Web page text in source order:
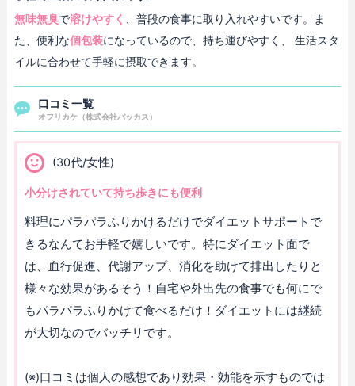
無味無臭で溶けやすく
、普段の食事に取り入れやすいです。ま
た、便利な個包装になっているので、持ち運びやすく、 生活スタ
イルに合わせて手軽に摂取できます。
口コミ一覧
オフリカケ（株式会社バッカス）
(30代/女性)
小分けされていて持ち歩きにも便利
料理にパラパラふりかけるだけでダイエットサポートで
きるなんてお手軽で嬉しいです。特にダイエット面で
は、血行促進、代謝アップ、消化を助けて排出したりと
様々な効果があるそう！自宅や外出先の食事でも何にで
もパラパラふりかけて食べるだけ！ダイエットには継続
が大切なのでバッチリです。
(※)口コミは個人の感想であり効果・効能を示すものでは